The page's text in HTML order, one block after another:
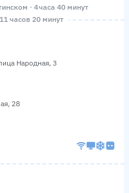
· 4 часа 40 минут
часов 20 минут
Народная, 3
28